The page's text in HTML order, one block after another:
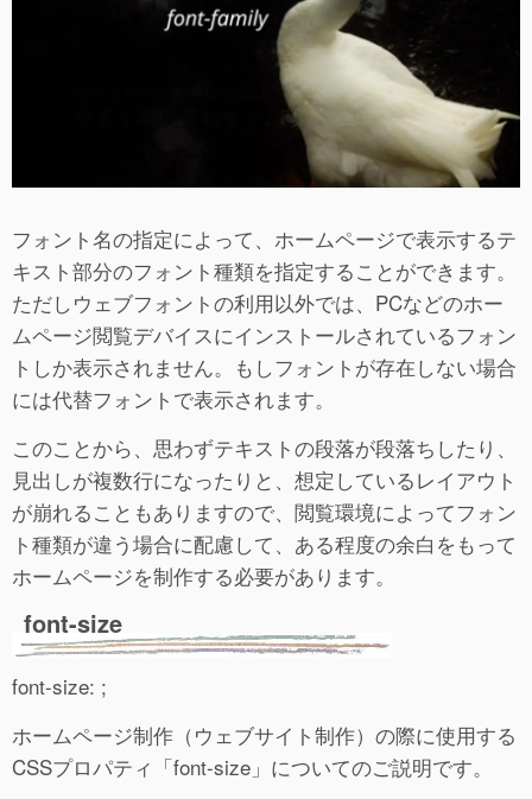
フォント名の指定によって、ホームページで表示するテ
キスト部分のフォント種類を指定することができます。
ただしウェブフォントの利用以外では、PCなどのホー
ムページ閲覧デバイスにインストールされているフォン
トしか表示されません。もしフォントが存在しない場合
には代替フォントで表示されます。
このことから、思わずテキストの段落が段落ちしたり、
見出しが複数行になったりと、想定しているレイアウト
が崩れることもありますので、閲覧環境によってフォン
ト種類が違う場合に配慮して、ある程度の余白をもって
ホームページを制作する必要があります。
font-size
font-size: ;
ホームページ制作（ウェブサイト制作）の際に使用する
CSSプロパティ「font-size」についてのご説明です。